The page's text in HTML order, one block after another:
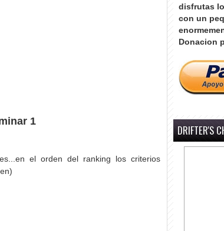
1
el orden del ranking los criterios
disfrutas
con un
Donacion
DRIFTER'S